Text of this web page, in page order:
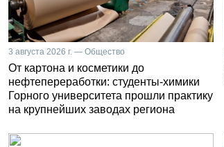
3 августа 2026 г. — Общество
От картона и косметики до
нефтепереработки: студенты-химики
Горного университета прошли практику
на крупнейших заводах региона